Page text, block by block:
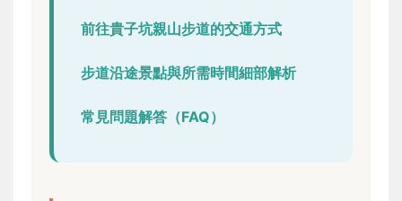
前往貴子坑親山步道的交通方式
步道沿途景點與所需時間細部解析
常見問題解答（FAQ）